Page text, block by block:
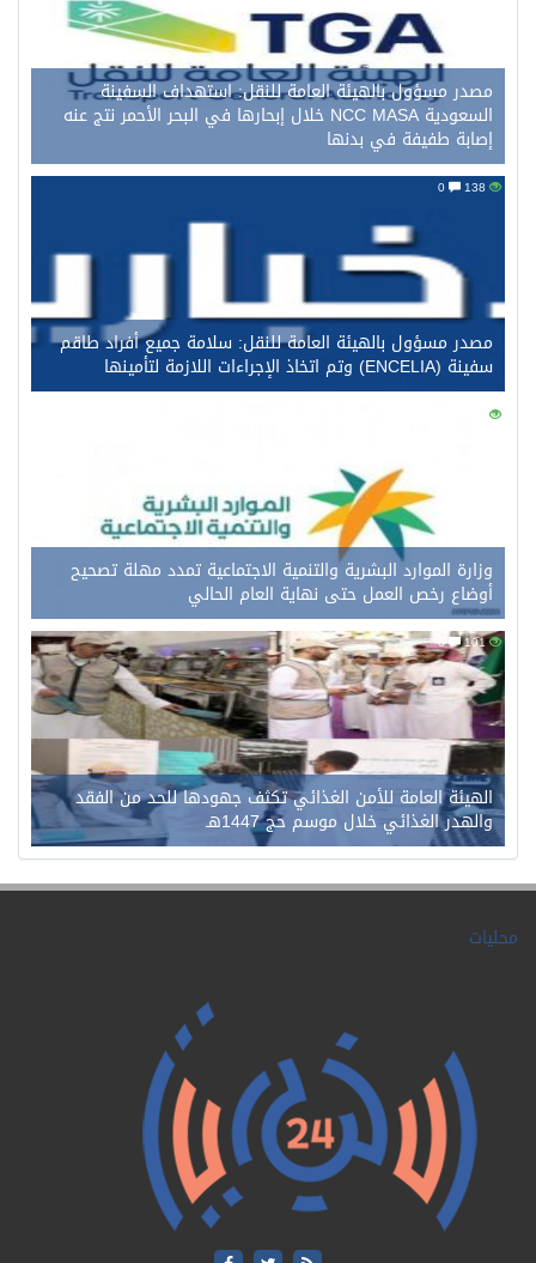
مصدر مسؤول بالهيئة العامة للنقل: استهداف السفينة
السعودية NCC MASA خلال إبحارها في البحر الأحمر نتج عنه
إصابة طفيفة في بدنها
مصدر مسؤول بالهيئة العامة للنقل: سلامة جميع أفراد طاقم
سفينة (ENCELIA) وتم اتخاذ الإجراءات اللازمة لتأمينها
121
وزارة الموارد البشرية والتنمية الاجتماعية تمدد مهلة تصحيح
أوضاع رخص العمل حتى نهاية العام الحالي
101
0
الهيئة العامة للأمن الغذائي تكثف جهودها للحد من الفقد
والهدر الغذائي خلال موسم حج 1447هـ
محليات